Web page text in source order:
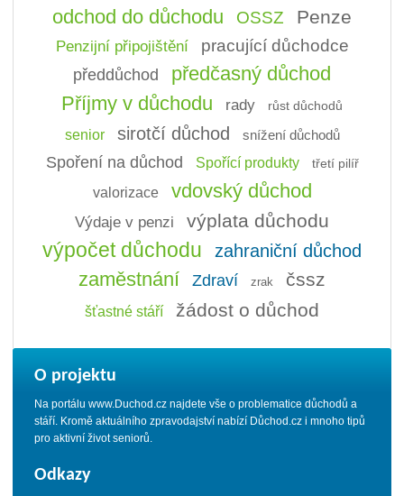
odchod do důchodu OSSZ Penze
Penzijní připojištění pracující důchodce
předdůchod předčasný důchod
Příjmy v důchodu rady růst důchodů
senior sirotčí důchod snížení důchodů
Spoření na důchod Spořící produkty třetí pilíř
valorizace vdovský důchod
Výdaje v penzi výplata důchodu
výpočet důchodu zahraniční důchod
zaměstnání Zdraví zrak čssz
šťastné stáří žádost o důchod
O projektu
Na portálu www.Duchod.cz najdete vše o problematice důchodů a
stáří. Kromě aktuálního zpravodajství nabízí Důchod.cz i mnoho tipů
pro aktivní život seniorů.
Odkazy